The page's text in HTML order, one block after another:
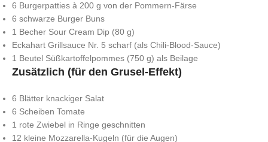
6 Burgerpatties à 200 g von der Pommern-Färse
6 schwarze Burger Buns
1 Becher Sour Cream Dip (80 g)
Eckahart Grillsauce Nr. 5 scharf (als Chili-Blood-Sauce)
1 Beutel Süßkartoffelpommes (750 g) als Beilage
Zusätzlich (für den Grusel-Effekt)
6 Blätter knackiger Salat
6 Scheiben Tomate
1 rote Zwiebel in Ringe geschnitten
12 kleine Mozzarella-Kugeln (für die Augen)